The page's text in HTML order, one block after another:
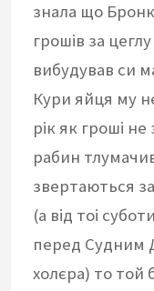
знала що
грошів за
вибудував си
Кури яйця му
рік як гроші
рабин
звертаються
(а від тоі
перед Судним
холєра) то